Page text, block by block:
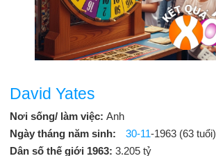
David Yates
Nơi sống/ làm việc: Anh
Ngày tháng năm sinh:
30-11-1963 (63 tuổi)
Dân số thế giới 1963: 3.205 tỷ